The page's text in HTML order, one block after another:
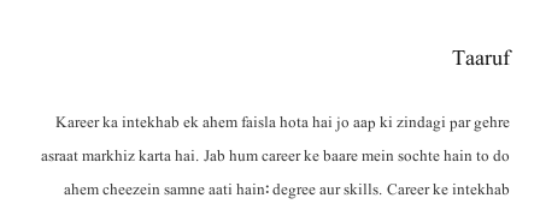
Taaruf
Kareer ka intekhab ek ahem faisla hota hai jo aap ki zindagi par gehre
asraat markhiz karta hai. Jab hum career ke baare mein sochte hain to do
ahem cheezein samne aati hain: degree aur skills. Career ke intekhab